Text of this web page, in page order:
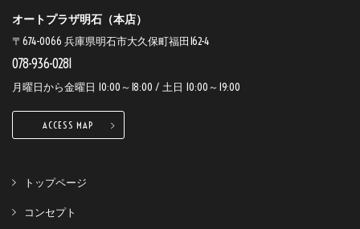
オートプラザ明石（本店）
〒674-0066 兵庫県明石市大久保町福田162-4
078-936-0281
月曜日から金曜日 10:00～18:00 / 土日 10:00～19:00
ACCESS MAP
トップページ
コンセプト